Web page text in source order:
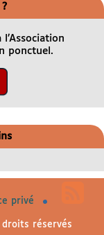
ponctuel.
privé
réservés